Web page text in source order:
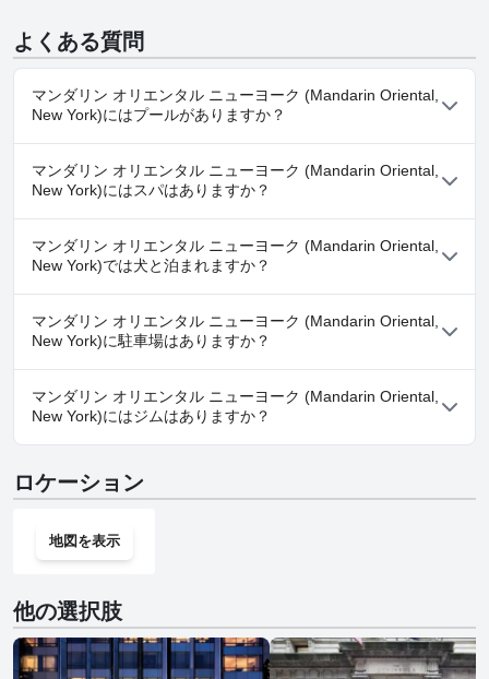
り、無礼だったりするという否定的なレビューもいくつかありました
が、それは卓越したサービスの中では例外的なものでした。全体とし
て、スタッフは親切で、協力的で、ゲストが素晴らしい滞在をできる
ように常に努力を惜しみません。
さらに、ロケーションも最高です。特にNYCマラソンに参加される方
には最適です。施設から提供されるサービスまで、すべてが一流で、
このホテルを市内最高のホテルの1つにしています。わずかな否定的な
レビューに惑わされないでください。マンダリン・オリエンタル・ニ
ューヨークは格別なホテルであり、ニューヨークでの滞在に最適な選
択肢です。
よくある質問
マンダリン オリエンタル ニューヨーク (Mandarin Oriental,
New York)にはプールがありますか？
はい、マンダリン オリエンタル ニューヨーク (Mandarin Oriental,
New York)には、以下のカテゴリーの１つ以上に属するプールがあ
ります： 温水プール, 屋内プール, ラッププール
マンダリン オリエンタル ニューヨーク (Mandarin Oriental,
New York)にはスパはありますか？
はい、マンダリン オリエンタル ニューヨーク (Mandarin Oriental,
New York)ではスパをご利用いただけます。
マンダリン オリエンタル ニューヨーク (Mandarin Oriental,
New York)では犬と泊まれますか？
はい、マンダリン オリエンタル ニューヨーク (Mandarin Oriental,
New York)は犬を歓迎します。
マンダリン オリエンタル ニューヨーク (Mandarin Oriental,
New York)に駐車場はありますか？
はい、マンダリン オリエンタル ニューヨーク (Mandarin Oriental,
New York)では駐車場をご利用いただけます。
マンダリン オリエンタル ニューヨーク (Mandarin Oriental,
New York)にはジムはありますか？
New York)にはジムがあります。
ロケーション
地図を表示
他の選択肢